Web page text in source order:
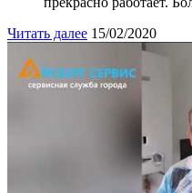
Читать далее 15/02/2020